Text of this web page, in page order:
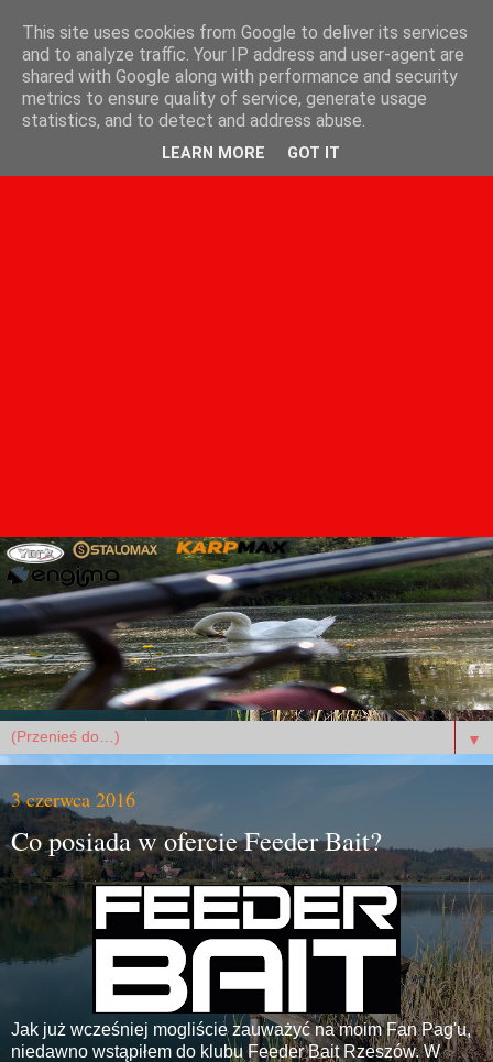
▼
3 czerwca 2016
Co posiada w ofercie Feeder Bait?
Jak już wcześniej mogliście zauważyć na moim Fan Pag'u,
niedawno wstąpiłem do klubu Feeder Bait Rzeszów. W
This site uses cookies from Google to deliver its services
and to analyze traffic. Your IP address and user-agent are
shared with Google along with performance and security
metrics to ensure quality of service, generate usage
statistics, and to detect and address abuse.
LEARN MORE GOT IT